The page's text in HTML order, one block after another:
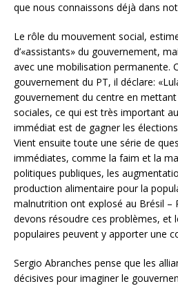
que nous connaissons déjà dans
Le rôle du mouvement social,
d’«assistants» du gouvernement,
avec une mobilisation permanente.
gouvernement du PT, il déclare:
gouvernement du centre en mettant
sociales, ce qui est très important
immédiat est de gagner les
Vient ensuite toute une série de
immédiates, comme la faim et la
politiques publiques, les
production alimentaire pour la
malnutrition ont explosé au Brésil –
devons résoudre ces problèmes, et
populaires peuvent y apporter une
Sergio Abranches pense que les
décisives pour imaginer le